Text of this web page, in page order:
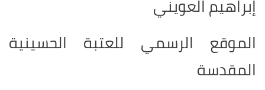
إبراهيم العويني
الموقع الرسمي للعتبة الحسينية
المقدسة